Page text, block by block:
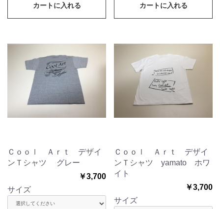
カートに入れる カートに入れる
Ｃｏｏｌ Ａｒｔ デザイ
ンＴシャツ グレー
￥3,700
サイズ
Ｃｏｏｌ Ａｒｔ デザイ
ンＴシャツ yamato ホワ
イト
￥3,700
サイズ